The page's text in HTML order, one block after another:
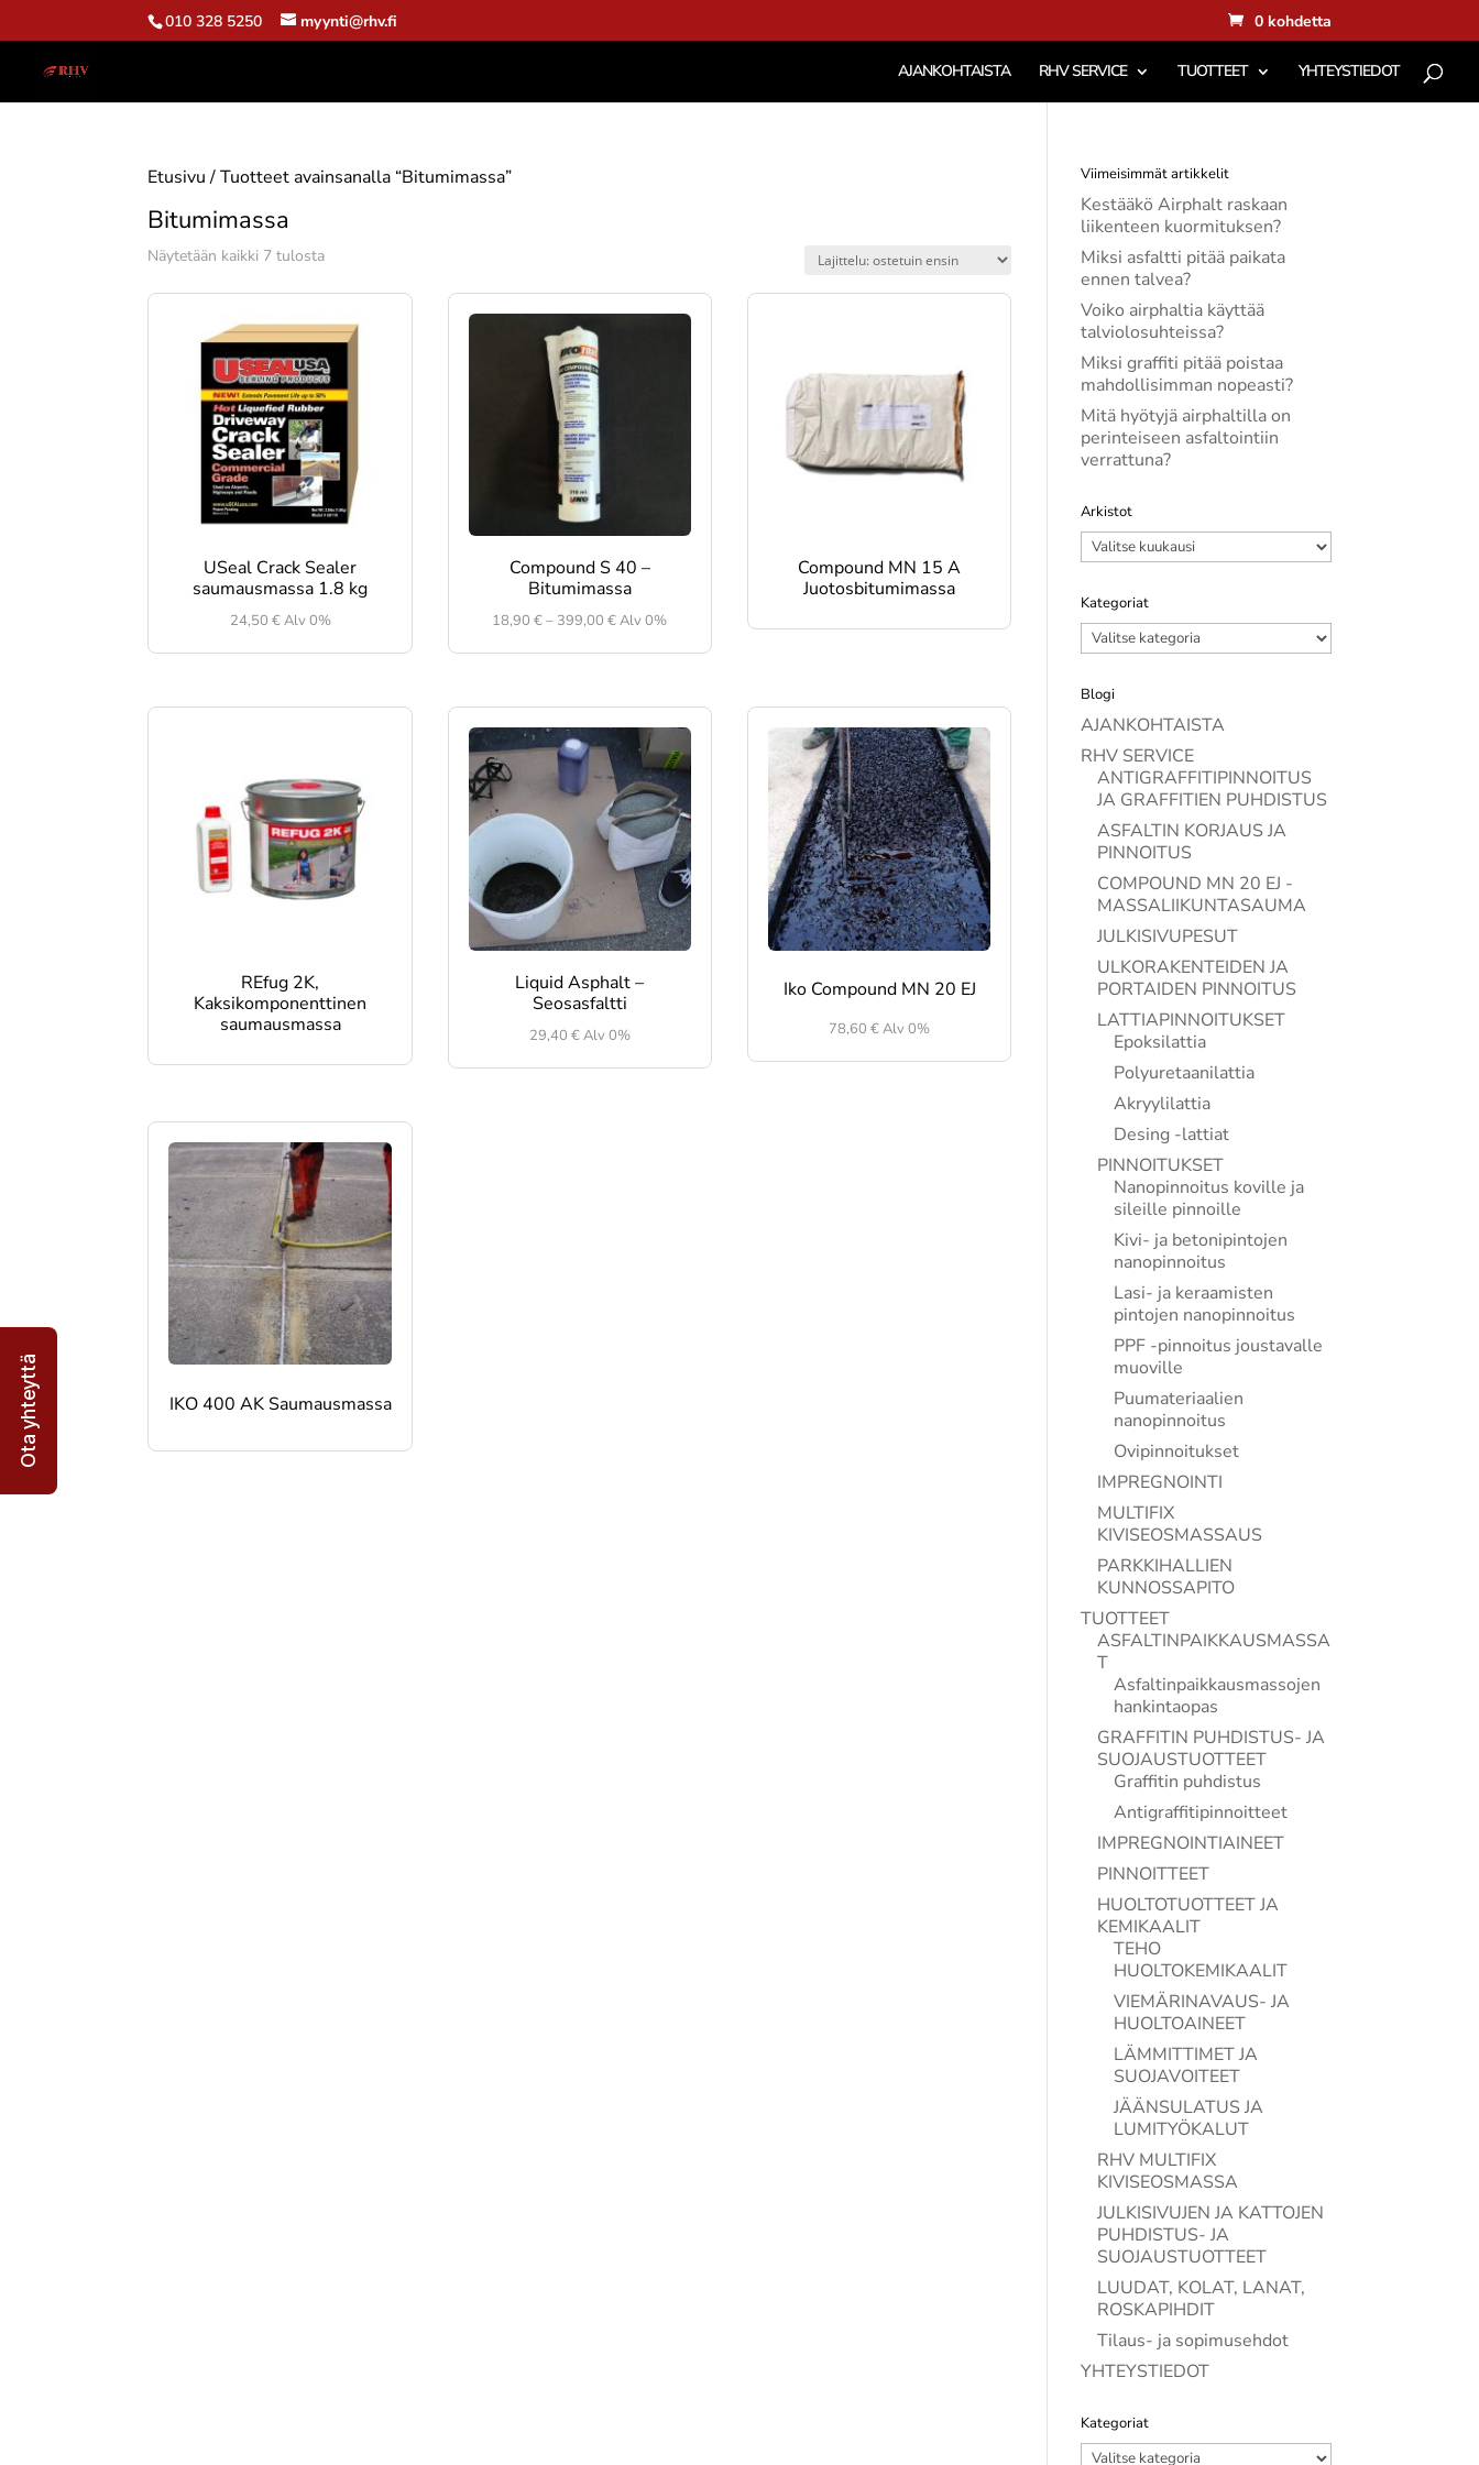
010 328 5250 myynti@rhv.fi 0 kohdetta
AJANKOHTAISTA RHV SERVICE TUOTTEET YHTEYSTIEDOT
Etusivu/ Tuotteet avainsanalla “Bitumimassa”
Bitumimassa
Näytetään kaikki 7 tulostaSuosituimmat
USeal Crack Sealer
saumausmassa 1.8 kg
24,50 €Alv 0%
Compound S 40 –
Bitumimassa
18,90€– 399,00€Hintaluokka:
Alv 0%
Compound MN 15 A
Juotosbitumimassa
REfug 2K,
Kaksikomponenttinen
saumausmassa
Liquid Asphalt –
Seosasfaltti
29,40 €Alv 0%
Iko Compound MN 20 EJ
78,60€Alv 0%
IKO 400 AK Saumausmassa
Viimeisimmät artikkelit
Kestääkö Airphalt raskaan
liikenteen kuormituksen?
Miksi asfaltti pitää paikata
ennen talvea?
Voiko airphaltia käyttää
talviolosuhteissa?
Miksi graffiti pitää poistaa
mahdollisimman nopeasti?
Mitä hyötyjä airphaltilla on
perinteiseen asfaltointiin
verrattuna?
Arkistot
Arkistot
Kategoriat
Kategoriat
Blogi
AJANKOHTAISTA
RHV SERVICE
ANTIGRAFFITIPINNOITUS
JA GRAFFITIEN PUHDISTUS
ASFALTIN KORJAUS JA
PINNOITUS
COMPOUND MN 20 EJ -
MASSALIIKUNTASAUMA
JULKISIVUPESUT
ULKORAKENTEIDEN JA
PORTAIDEN PINNOITUS
LATTIAPINNOITUKSET
Epoksilattia
Polyuretaanilattia
Akryylilattia
Desing -lattiat
PINNOITUKSET
Nanopinnoitus koville ja
sileille pinnoille
Kivi- ja betonipintojen
nanopinnoitus
Lasi- ja keraamisten
pintojen nanopinnoitus
PPF -pinnoitus joustavalle
muoville
Puumateriaalien
nanopinnoitus
Ovipinnoitukset
IMPREGNOINTI
MULTIFIX
KIVISEOSMASSAUS
PARKKIHALLIEN
KUNNOSSAPITO
TUOTTEET
ASFALTINPAIKKAUSMASSA
T
Asfaltinpaikkausmassojen
hankintaopas
GRAFFITIN PUHDISTUS- JA
SUOJAUSTUOTTEET
Graffitin puhdistus
Antigraffitipinnoitteet
IMPREGNOINTIAINEET
PINNOITTEET
HUOLTOTUOTTEET JA
KEMIKAALIT
TEHO
HUOLTOKEMIKAALIT
VIEMÄRINAVAUS- JA
HUOLTOAINEET
LÄMMITTIMET JA
SUOJAVOITEET
JÄÄNSULATUS JA
LUMITYÖKALUT
RHV MULTIFIX
KIVISEOSMASSA
JULKISIVUJEN JA KATTOJEN
PUHDISTUS- JA
SUOJAUSTUOTTEET
LUUDAT, KOLAT, LANAT,
ROSKAPIHDIT
Tilaus- ja sopimusehdot
YHTEYSTIEDOT
Kategoriat
Kategoriat
Ota yhteyttä